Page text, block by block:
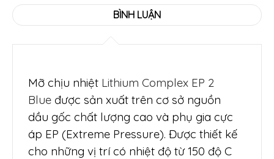
BÌNH LUẬN
Mỡ chịu nhiệt Lithium Complex EP 2
Blue được sản xuất trên cơ sở nguồn
dầu gốc chất lượng cao và phụ gia cực
áp EP (Extreme Pressure). Được thiết kế
cho những vị trí có nhiệt độ từ 150 độ C